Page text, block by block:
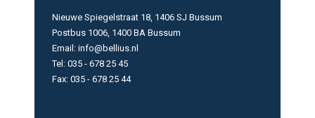
Nieuwe Spiegelstraat 18, 1406 SJ Bussum
Postbus 1006, 1400 BA Bussum
Email: info@bellius.nl
Tel: 035 - 678 25 45
Fax: 035 - 678 25 44